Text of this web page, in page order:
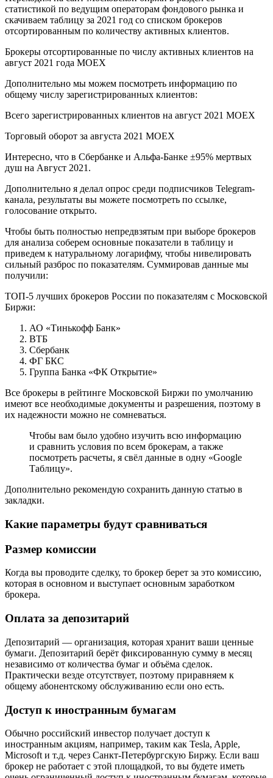
статистикой по ведущим операторам фондового рынка и
скачиваем таблицу за 2021 год со списком брокеров
отсортированным по количеству активных клиентов.
Брокеры отсортированные по числу активных клиентов на
август 2021 года MOEX
Дополнительно мы можем посмотреть информацию по
общему числу зарегистрированных клиентов:
Всего зарегистрированных клиентов на август 2021 MOEX
Торговый оборот за августа 2021 MOEX
Интересно, что в Сбербанке и Альфа-Банке ±95% мертвых
душ на Август 2021.
Дополнительно я делал опрос среди подписчиков Telegram-
канала, результаты вы можете посмотреть по ссылке,
голосование открыто.
Чтобы быть полностью непредвзятым при выборе брокеров
для анализа соберем основные показатели в таблицу и
приведем к натуральному логарифму, чтобы нивелировать
сильный разброс по показателям. Суммировав данные мы
получили:
ТОП-5 лучших брокеров России по показателям с Московской
Биржи:
АО «Тинькофф Банк»
ВТБ
Сбербанк
ФГ БКС
Группа Банка «ФК Открытие»
Все брокеры в рейтинге Московской Биржи по умолчанию
имеют все необходимые документы и разрешения, поэтому в
их надежности можно не сомневаться.
Чтобы вам было удобно изучить всю информацию
и сравнить условия по всем брокерам, а также
посмотреть расчеты, я свёл данные в одну «Google
Таблицу».
Дополнительно рекомендую сохранить данную статью в
закладки.
Какие параметры будут сравниваться
Размер комиссии
Когда вы проводите сделку, то брокер берет за это комиссию,
которая в основном и выступает основным заработком
брокера.
Оплата за депозитарий
Депозитарий — организация, которая хранит ваши ценные
бумаги. Депозитарий берёт фиксированную сумму в месяц
независимо от количества бумаг и объёма сделок.
Практически везде отсутствует, поэтому приравняем к
общему абонентскому обслуживанию если оно есть.
Доступ к иностранным бумагам
Обычно российский инвестор получает доступ к
иностранным акциям, например, таким как Tesla, Apple,
Microsoft и т.д. через Санкт-Петербургскую Биржу. Если ваш
брокер не работает с этой площадкой, то вы будете иметь